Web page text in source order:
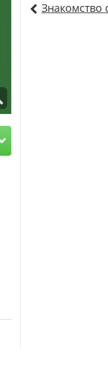
Знакомство